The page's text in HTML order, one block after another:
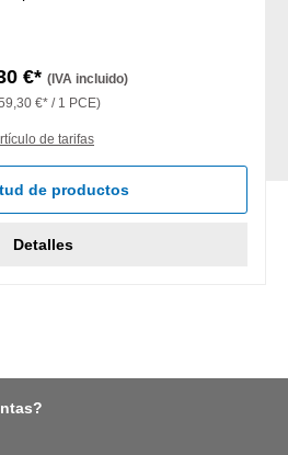
€* (IVA incluido)
€* / 1 PCE)
de tarifas
de productos
Detalles